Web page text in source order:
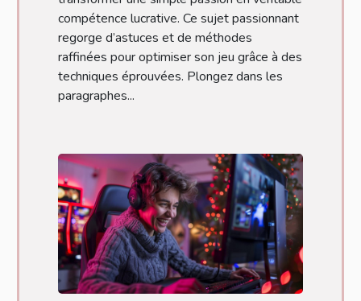
compétence lucrative. Ce sujet passionnant
regorge d’astuces et de méthodes
raffinées pour optimiser son jeu grâce à des
techniques éprouvées. Plongez dans les
paragraphes...